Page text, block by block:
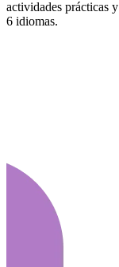
actividades prácticas
6 idiomas.